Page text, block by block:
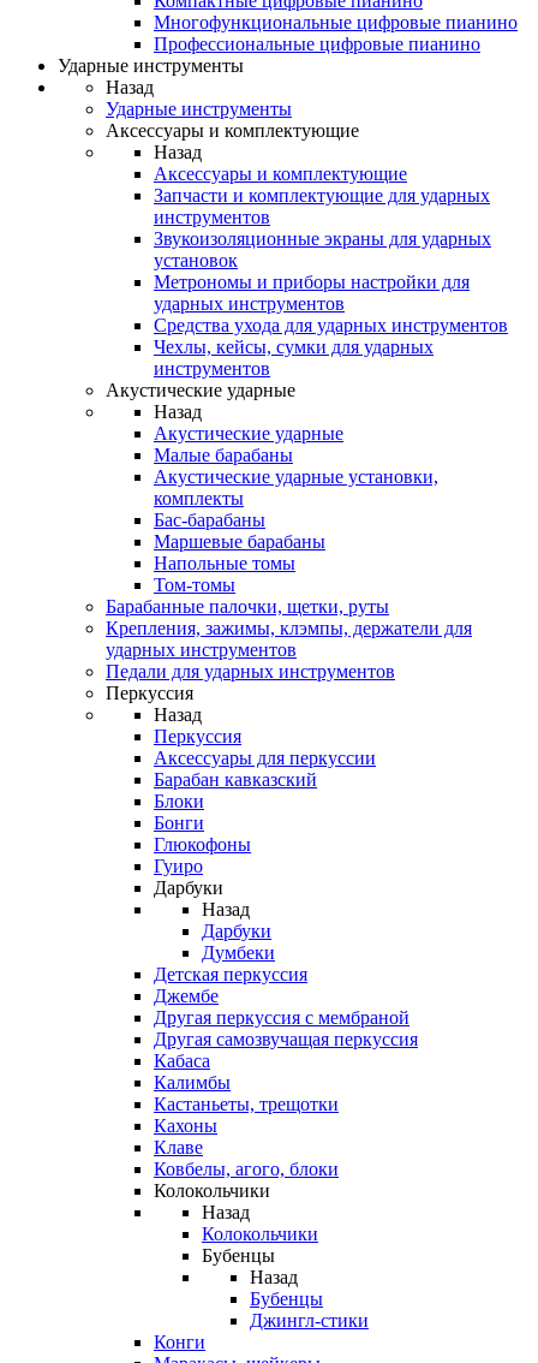
Многофункциональные цифровые пианино
Профессиональные цифровые пианино
Ударные инструменты
Назад
Ударные инструменты
Аксессуары и комплектующие
Назад
Аксессуары и комплектующие
Запчасти и комплектующие для ударных
инструментов
Звукоизоляционные экраны для ударных
установок
Метрономы и приборы настройки для
ударных инструментов
Средства ухода для ударных инструментов
Чехлы, кейсы, сумки для ударных
инструментов
Акустические ударные
Назад
Акустические ударные
Mалые барабаны
Акустические ударные установки,
комплекты
Бас-барабаны
Маршевые барабаны
Напольные томы
Том-томы
Барабанные палочки, щетки, руты
Крепления, зажимы, клэмпы, держатели для
ударных инструментов
Педали для ударных инструментов
Перкуссия
Назад
Перкуссия
Аксессуары для перкуссии
Барабан кавказский
Блоки
Бонги
Глюкофоны
Гуиро
Дарбуки
Назад
Дарбуки
Думбеки
Детская перкуссия
Джембе
Другая перкуссия с мембраной
Другая самозвучащая перкуссия
Кабаса
Калимбы
Кастаньеты, трещотки
Кахоны
Клаве
Ковбелы, агого, блоки
Колокольчики
Назад
Колокольчики
Бубенцы
Назад
Бубенцы
Джингл-стики
Конги